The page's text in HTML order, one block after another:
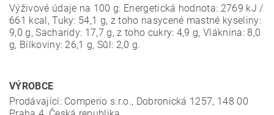
Výživové údaje na 100 g: Energetická hodnota: 2769 kJ /
661 kcal, Tuky: 54,1 g, z toho nasycené mastné kyseliny:
9,0 g, Sacharidy: 17,7 g, z toho cukry: 4,9 g, Vláknina: 8,0
g, Bílkoviny: 26,1 g, Sůl: 2,0 g.
VÝROBCE
Prodávající: Comperio s.r.o., Dobronická 1257, 148 00